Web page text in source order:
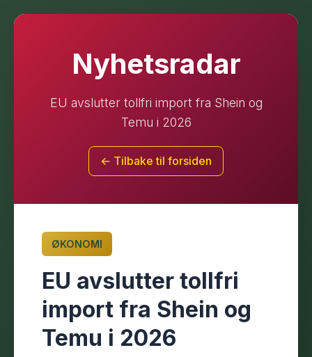
Nyhetsradar
EU avslutter tollfri import fra Shein og
Temu i 2026
← Tilbake til forsiden
ØKONOMI
EU avslutter tollfri
import fra Shein og
Temu i 2026